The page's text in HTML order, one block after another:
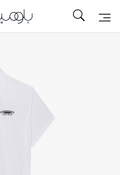
تخفيضات
مزيد من التخفيضات